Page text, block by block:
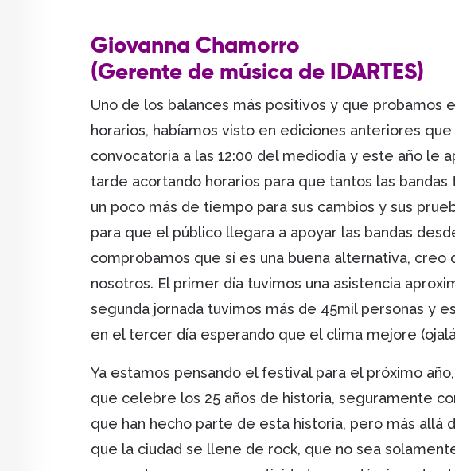
Giovanna Chamorro
(Gerente de música de IDARTES)
Uno de los balances más positivos y que probamos
horarios, habíamos visto en ediciones anteriores
convocatoria a las 12:00 del mediodía y este año le
tarde acortando horarios para que tantos las
un poco más de tiempo para sus cambios y sus
para que el público llegara a apoyar las bandas
comprobamos que sí es una buena alternativa,
nosotros. El primer día tuvimos una asistencia
segunda jornada tuvimos más de 45mil personas y
en el tercer día esperando que el clima mejore
Ya estamos pensando el festival para el próximo
que celebre los 25 años de historia, seguramente
que han hecho parte de esta historia, pero más allá
que la ciudad se llene de rock, que no sea